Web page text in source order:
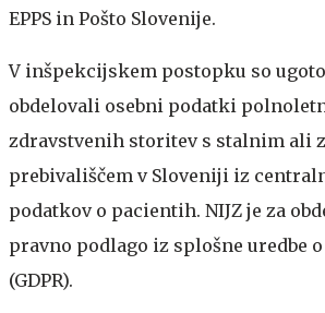
EPPS in Pošto Slovenije.
V inšpekcijskem postopku so
obdelovali osebni podatki
zdravstvenih storitev s stalnim ali
prebivališčem v Sloveniji iz
podatkov o pacientih. NIJZ je za
pravno podlago iz splošne uredbe
(GDPR).